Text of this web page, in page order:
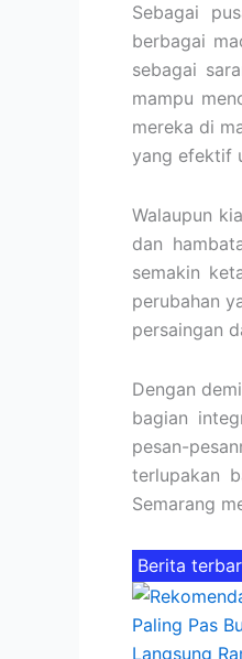
Sebagai
berbagai
sebagai
mampu
mereka di
yang efektif
Walaupun
dan
semakin
perubahan
persaingan
Dengan
bagian
pesan-
terlupakan
Semarang
Berita